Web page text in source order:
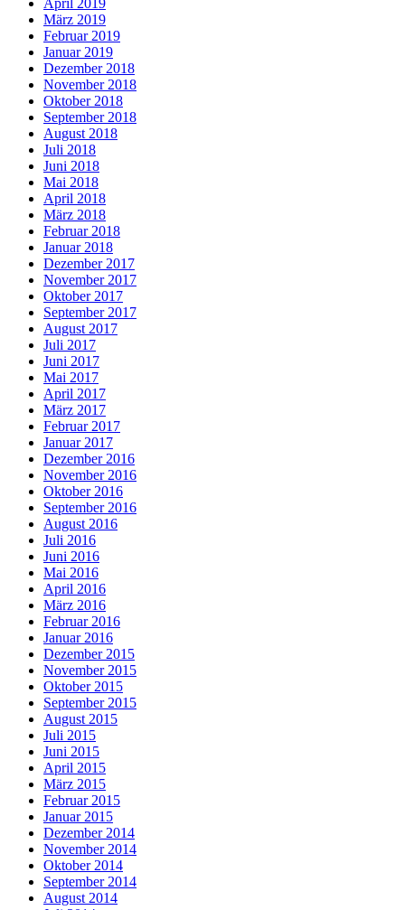
April 2019
März 2019
Februar 2019
Januar 2019
Dezember 2018
November 2018
Oktober 2018
September 2018
August 2018
Juli 2018
Juni 2018
Mai 2018
April 2018
März 2018
Februar 2018
Januar 2018
Dezember 2017
November 2017
Oktober 2017
September 2017
August 2017
Juli 2017
Juni 2017
Mai 2017
April 2017
März 2017
Februar 2017
Januar 2017
Dezember 2016
November 2016
Oktober 2016
September 2016
August 2016
Juli 2016
Juni 2016
Mai 2016
April 2016
März 2016
Februar 2016
Januar 2016
Dezember 2015
November 2015
Oktober 2015
September 2015
August 2015
Juli 2015
Juni 2015
April 2015
März 2015
Februar 2015
Januar 2015
Dezember 2014
November 2014
Oktober 2014
September 2014
August 2014